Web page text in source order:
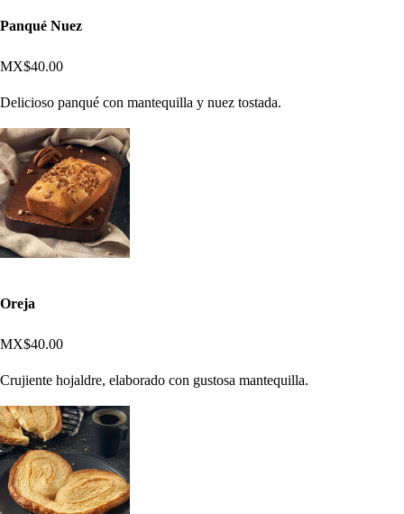
Panqué Nuez
MX$40.00
Delicioso panqué con mantequilla y nuez tostada.
Oreja
MX$40.00
Crujiente hojaldre, elaborado con gustosa mantequilla.